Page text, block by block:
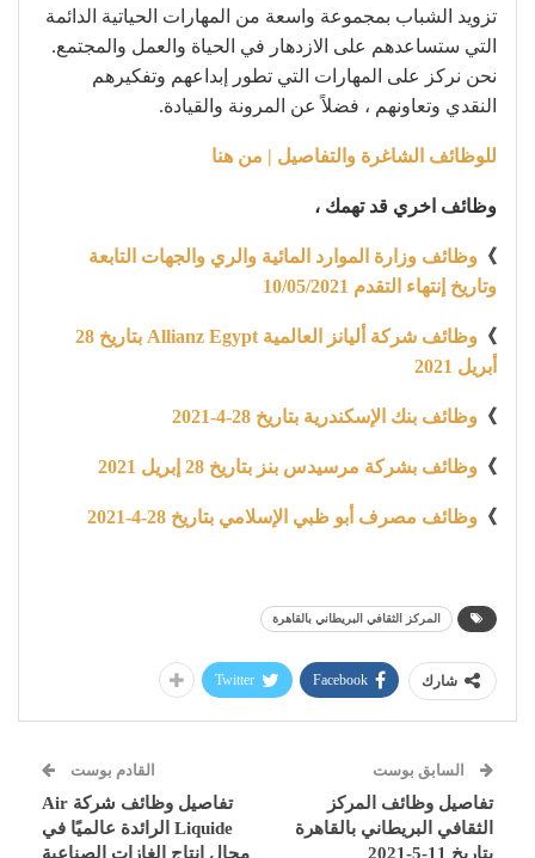
تزويد الشباب بمجموعة واسعة من المهارات الحياتية الدائمة
التي ستساعدهم على الازدهار في الحياة والعمل والمجتمع.
نحن نركز على المهارات التي تطور إبداعهم وتفكيرهم
النقدي وتعاونهم ، فضلاً عن المرونة والقيادة.
للوظائف الشاغرة والتفاصيل | من هنا
وظائف اخري قد تهمك ،
》 وظائف وزارة الموارد المائية والري والجهات التابعة
وتاريخ إنتهاء التقدم 10/05/2021
》
وظائف شركة أليانز العالمية Allianz Egypt بتاريخ 28
أبريل 2021
》 وظائف بنك الإسكندرية بتاريخ 28-4-2021
》 وظائف بشركة مرسيدس بنز بتاريخ 28 إبريل 2021
》 وظائف مصرف أبو ظبي الإسلامي بتاريخ 28-4-2021
المركز الثقافي البريطاني بالقاهرة
شارك Facebook
Twitter
السابق بوست
تفاصيل وظائف المركز
الثقافي البريطاني بالقاهرة
بتاريخ 11-5-2021
القادم بوست
تفاصيل وظائف شركة Air
Liquide الرائدة عالميًا في
مجال انتاج الغازات الصناعية